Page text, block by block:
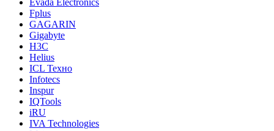
Evada Electronics
Fplus
GAGARIN
Gigabyte
H3C
Helius
ICL Техно
Infotecs
Inspur
IQTools
iRU
IVA Technologies